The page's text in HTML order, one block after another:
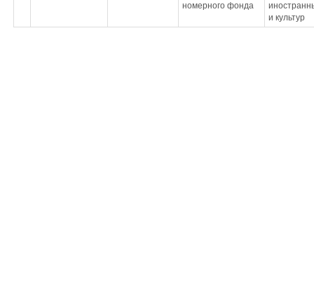
номерного фонда
и культур